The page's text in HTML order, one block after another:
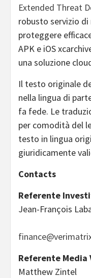
Extended Threat
robusto servizio
proteggere
APK e iOS
una soluzione
Il testo originale
nella lingua di
fa fede. Le
per comodità del
testo in lingua
giuridicamente
Contacts
Referente
Jean-François
Referente Media
Matthew Zintel